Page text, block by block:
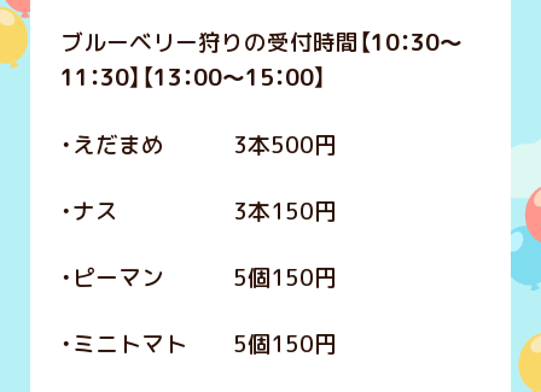
ブルーベリー狩りの受付時間 【10：30～
11：30】【13：00～15：00】
・えだまめ 3本500円
・ナス 3本150円
・ピーマン 5個150円
・ミニトマト 5個150円